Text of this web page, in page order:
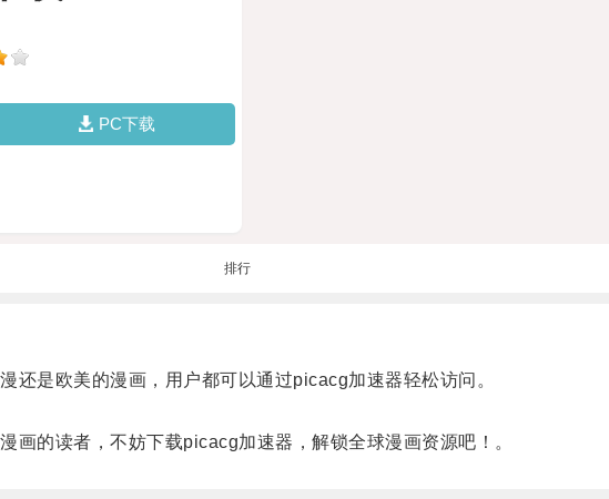
PC下载
排行
是欧美的漫画，用户都可以通过picacg加速器轻松访问。
的读者，不妨下载picacg加速器，解锁全球漫画资源吧！。